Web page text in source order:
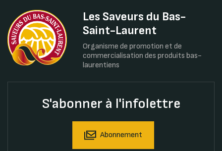
Les Saveurs du Bas-
Saint-Laurent
Organisme de promotion et de
commercialisation des produits bas-
laurentiens
S'abonner à l'infolettre
Abonnement